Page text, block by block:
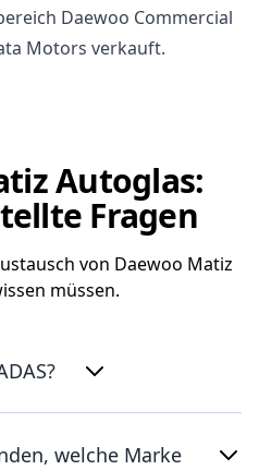
Daewoo Commercial
Motors verkauft.
Autoglas:
Fragen
von Daewoo Matiz
müssen.
welche Marke